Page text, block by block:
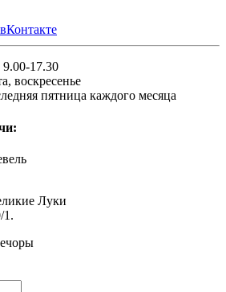
17.30
воскресенье
пятница каждого месяца
Луки
1.